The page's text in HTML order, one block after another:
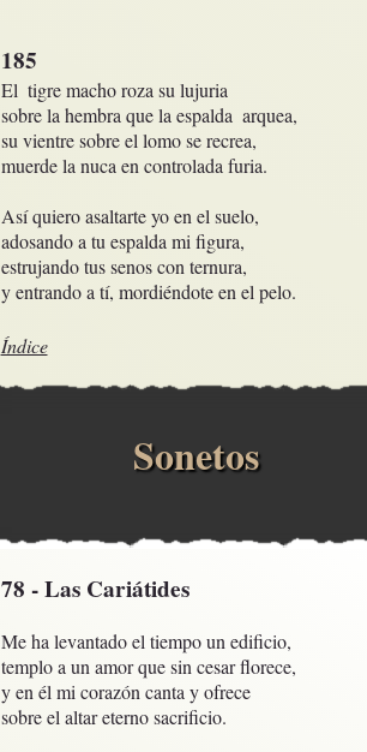
185
El  tigre macho roza su lujuria
sobre la hembra que la espalda  arquea,
su vientre sobre el lomo se recrea,
muerde la nuca en controlada furia.
Así quiero asaltarte yo en el suelo,
adosando a tu espalda mi figura,
estrujando tus senos con ternura,
y entrando a tí, mordiéndote en el pelo.
Índice
Sonetos
78 - Las Cariátides
Me ha levantado el tiempo un edificio,
templo a un amor que sin cesar florece,
y en él mi corazón canta y ofrece
sobre el altar eterno sacrificio.